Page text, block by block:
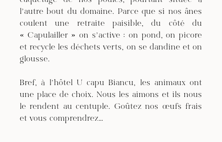
l’autre bout du domaine. Parce que si nos ânes
coulent une retraite paisible, du côté du
« Capulailler » on s’active : on pond, on picore
et recycle les déchets verts, on se dandine et on
glousse.
Bref, à l’hôtel U capu Biancu, les animaux ont
une place de choix. Nous les aimons et ils nous
le rendent au centuple. Goûtez nos œufs frais
et vous comprendrez…